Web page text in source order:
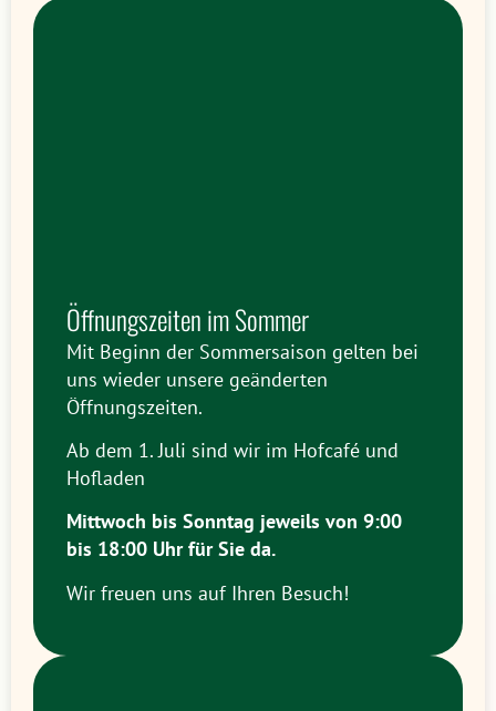
Öffnungszeiten im Sommer
Mit Beginn der Sommersaison gelten bei
uns wieder unsere geänderten
Öffnungszeiten.
Ab dem 1. Juli sind wir im Hofcafé und
Hofladen
Mittwoch bis Sonntag jeweils von 9:00
bis 18:00 Uhr für Sie da.
Wir freuen uns auf Ihren Besuch!